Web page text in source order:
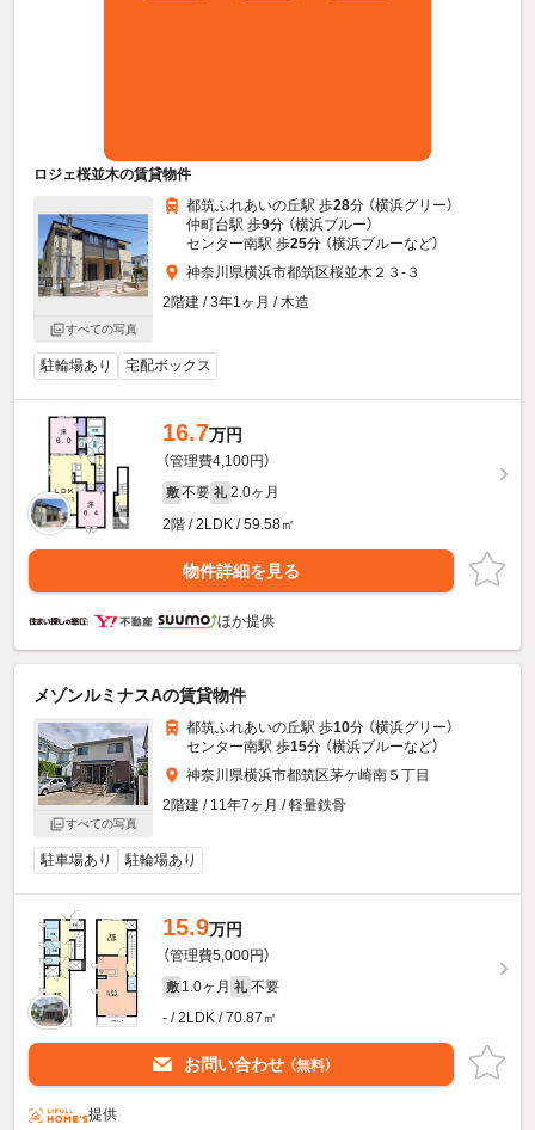
ロジェ桜並木の賃貸物件
すべての写真
都筑ふれあいの丘駅 歩28分 （横浜グリー）
仲町台駅 歩9分 （横浜ブルー）
センター南駅 歩25分 （横浜ブルーなど）
神奈川県横浜市都筑区桜並木２３-３
2階建 / 3年1ヶ月 / 木造
駐輪場あり 宅配ボックス
16.7万円
（管理費4,100円）
敷 不要 礼 2.0ヶ月
2階 / 2LDK / 59.58㎡
物件詳細を見る
ほか提供
メゾンルミナスAの賃貸物件
すべての写真
都筑ふれあいの丘駅 歩10分 （横浜グリー）
センター南駅 歩15分 （横浜ブルーなど）
神奈川県横浜市都筑区茅ケ崎南５丁目
2階建 / 11年7ヶ月 / 軽量鉄骨
駐車場あり 駐輪場あり
15.9万円
（管理費5,000円）
敷 1.0ヶ月 礼 不要
- / 2LDK / 70.87㎡
お問い合わせ （無料）
提供